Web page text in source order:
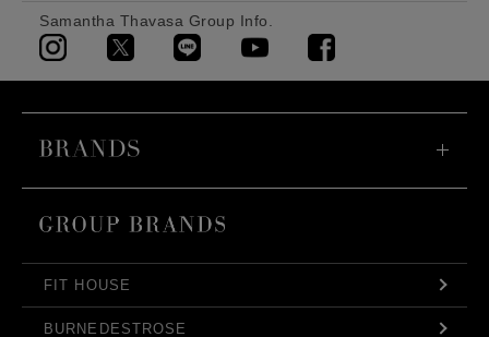
Samantha Thavasa Group Info.
FIT HOUSE
BURNEDESTROSE